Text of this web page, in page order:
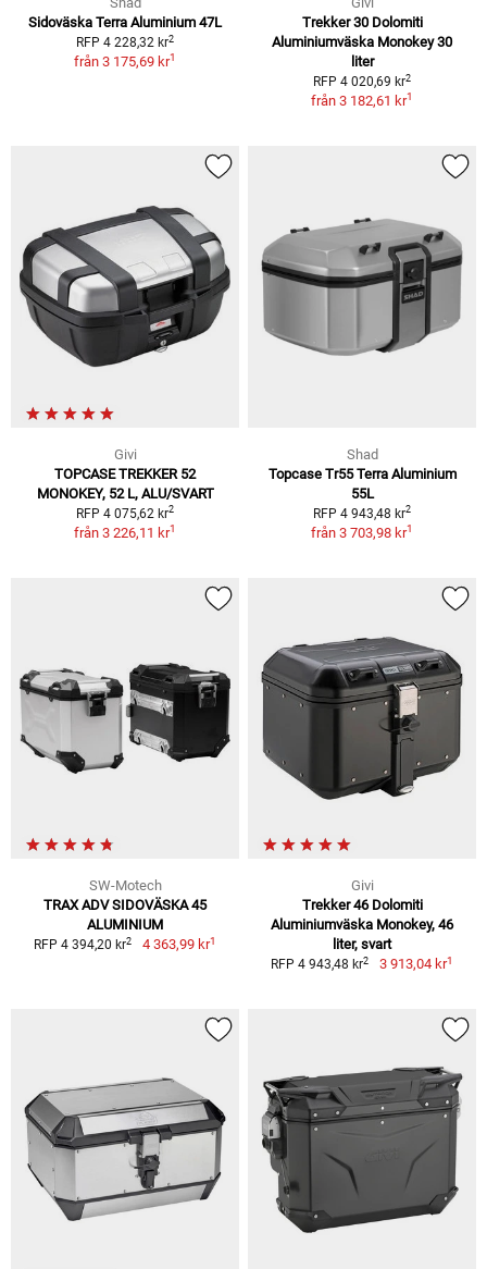
Sidoväska Terra Aluminium 47L
RFP 4 228,32 kr2
från 3 175,69 kr1
Trekker 30 Dolomiti
Aluminiumväska Monokey 30
liter
RFP 4 020,69 kr2
från 3 182,61 kr1
Givi
TOPCASE TREKKER 52
MONOKEY, 52 L, ALU/SVART
RFP 4 075,62 kr2
från 3 226,11 kr1
Shad
Topcase Tr55 Terra Aluminium
55L
RFP 4 943,48 kr2
från 3 703,98 kr1
SW-Motech
TRAX ADV SIDOVÄSKA 45
ALUMINIUM
RFP 4 394,20 kr2 4 363,99 kr1
Givi
Trekker 46 Dolomiti
Aluminiumväska Monokey, 46
liter, svart
RFP 4 943,48 kr2 3 913,04 kr1